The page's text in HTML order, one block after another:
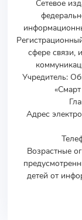
Сетевое
сфере связи,
Учредитель:
Адрес
Возрастные
детей от